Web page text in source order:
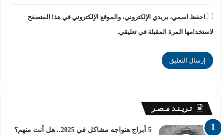
احفظ اسمي، بريدي الإلكتروني، والموقع الإلكتروني في هذا المتصفح
لاستخدامها المرة المقبلة في تعليقي.
تـريـنـد مـصـر
5 أبراج هتواجه مشاكل في 2025.. هل أنت منهم؟